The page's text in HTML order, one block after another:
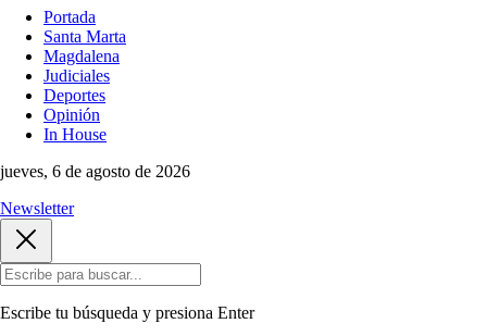
Portada
Santa Marta
Magdalena
Judiciales
Deportes
Opinión
In House
jueves, 6 de agosto de 2026
Newsletter
Escribe tu búsqueda y presiona Enter